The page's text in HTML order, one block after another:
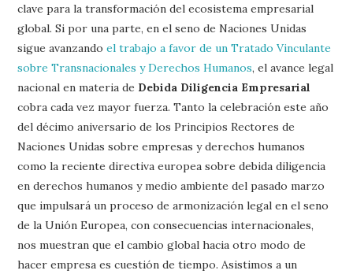
clave para la transformación del ecosistema empresarial
global. Si por una parte, en el seno de Naciones Unidas
sigue avanzandoel trabajo a favor de un Tratado Vinculante
sobre Transnacionales y Derechos Humanos, el avance legal
nacional en materia de Debida Diligencia Empresarial
cobra cada vez mayor fuerza. Tanto la celebración este año
del décimo aniversario de los Principios Rectores de
Naciones Unidas sobre empresas y derechos humanos
como la reciente directiva europea sobre debida diligencia
en derechos humanos y medio ambiente del pasado marzo
que impulsará un proceso de armonización legal en el seno
de la Unión Europea, con consecuencias internacionales,
nos muestran que el cambio global hacia otro modo de
hacer empresa es cuestión de tiempo. Asistimos a un